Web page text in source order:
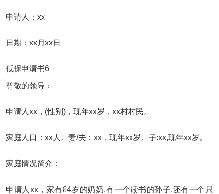
申请人：xx
日期：xx月xx日
低保申请书6
尊敬的领导：
申请人xx，(性别)，现年xx岁，xx村村民。
家庭人口：xx人。妻/夫：xx，现年xx岁。子:xx,现年xx岁。
家庭情况简介：
申请人xx，家有84岁的奶奶,有一个读书的孙子,还有一个只